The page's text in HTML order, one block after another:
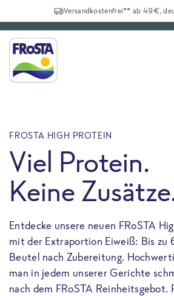
Versandkostenfrei** ab 49€,
FROSTA HIGH PROTEIN
Viel Protein.
Keine
Entdecke unsere neuen FRoSTA
mit der Extraportion Eiweiß: Bis zu
Beutel nach Zubereitung.
man in jedem unserer Gerichte
nach dem FRoSTA Reinheitsgebot.